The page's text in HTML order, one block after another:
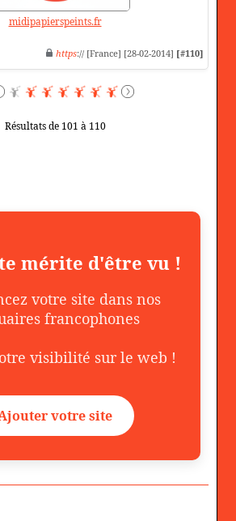
midipapierspeints.fr
https:// [France] [28-02-2014] [#110]
Résultats de 101 à 110
mérite d'être vu !
votre site dans nos
francophones
visibilité sur le web !
votre site